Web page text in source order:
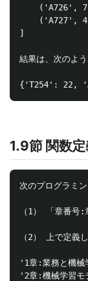
('A726',
('A727',
]
結果は、次のよ
1.9節 関数
次のプログラミ
（1） 「章番号
（2） 上で定義
'1章:業務と機械
'2章:機械学習モ